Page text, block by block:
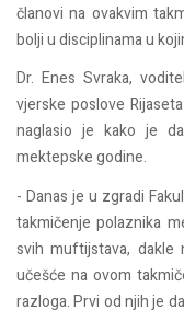
članovi na ovakvim
bolji u disciplinama u
Dr. Enes Svraka,
vjerske poslove
naglasio je kako je
mektepske godine.
- Danas je u zgradi
takmičenje polaznika
svih muftijstava, dakle
učešće na ovom
razloga. Prvi od njih je